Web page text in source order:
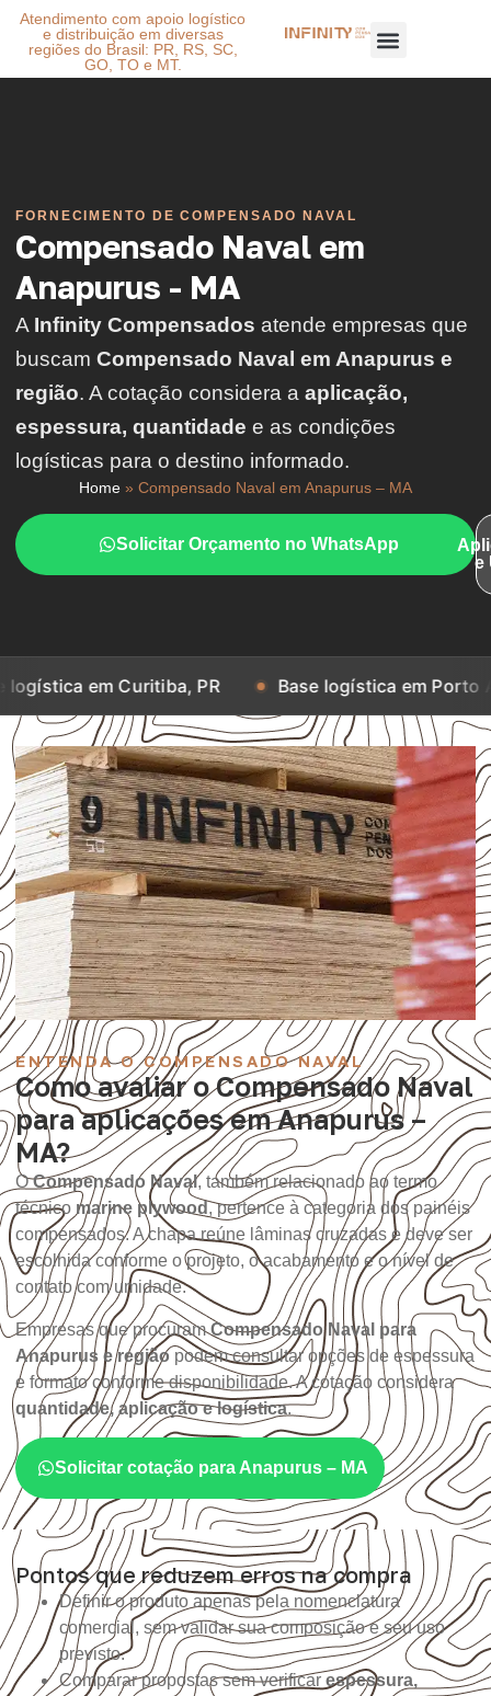
Atendimento com apoio logístico
e distribuição em diversas
regiões do Brasil: PR, RS, SC,
GO, TO e MT.
FORNECIMENTO DE COMPENSADO NAVAL
Compensado Naval em
Anapurus - MA
A Infinity Compensados atende empresas que
buscam Compensado Naval em Anapurus e
região. A cotação considera a aplicação,
espessura, quantidade e as condições
logísticas para o destino informado.
Home » Compensado Naval em Anapurus – MA
Solicitar Orçamento no WhatsApp
e
Curitiba, PR Base logística em Porto Alegre, RS
ENTENDA O COMPENSADO NAVAL
Como avaliar o Compensado Naval
para aplicações em Anapurus –
MA?
OCompensado Naval, também relacionado ao termo
técnico marine plywood, pertence à categoria dos painéis
compensados. A chapa reúne lâminas cruzadas e deve ser
escolhida conforme o projeto, o acabamento e o nível de
contato com umidade.
Empresas que procuramCompensado Naval para
Anapurus e região podem consultar opções de espessura
e formato conforme disponibilidade. A cotação considera
quantidade, aplicação e logística.
Solicitar cotação para Anapurus – MA
Pontos que reduzem erros na compra
Definir o produto apenas pela nomenclatura
comercial, sem validar sua composição e seu uso
previsto.
Comparar propostas sem verificar espessura,